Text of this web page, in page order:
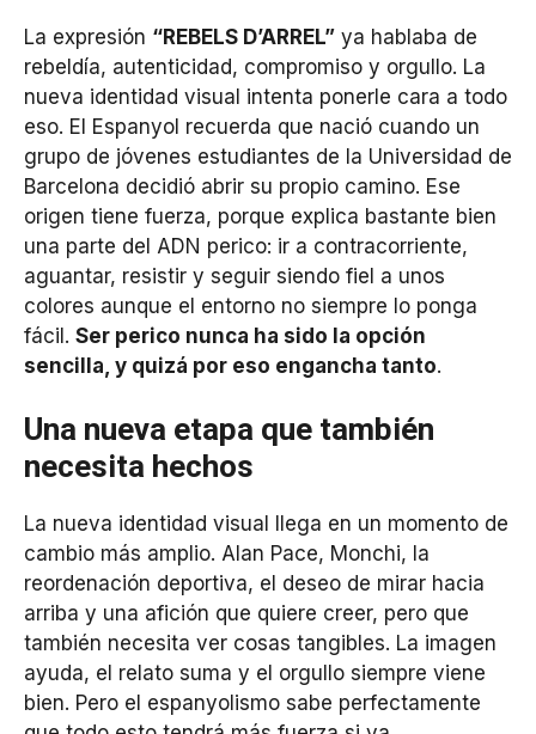
La expresión “REBELS D’ARREL” ya hablaba de
rebeldía, autenticidad, compromiso y orgullo. La
nueva identidad visual intenta ponerle cara a todo
eso. El Espanyol recuerda que nació cuando un
grupo de jóvenes estudiantes de la Universidad de
Barcelona decidió abrir su propio camino. Ese
origen tiene fuerza, porque explica bastante bien
una parte del ADN perico: ir a contracorriente,
aguantar, resistir y seguir siendo fiel a unos
colores aunque el entorno no siempre lo ponga
fácil. Ser perico nunca ha sido la opción
sencilla, y quizá por eso engancha tanto.
Una nueva etapa que también
necesita hechos
La nueva identidad visual llega en un momento de
cambio más amplio. Alan Pace, Monchi, la
reordenación deportiva, el deseo de mirar hacia
arriba y una afición que quiere creer, pero que
también necesita ver cosas tangibles. La imagen
ayuda, el relato suma y el orgullo siempre viene
bien. Pero el espanyolismo sabe perfectamente